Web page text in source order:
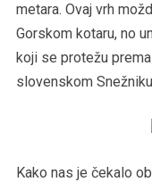
metara. Ovaj vrh
Gorskom kotaru, no
koji se protežu prema
slovenskom
Kako nas je čekalo